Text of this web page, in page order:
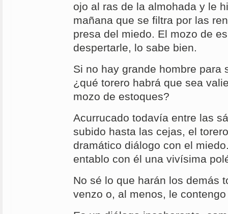
ojo al ras de la almohada y le
mañana que se filtra por las
presa del miedo. El mozo de
despertarle, lo sabe bien.
Si no hay grande hombre para
¿qué torero habrá que sea
mozo de estoques?
Acurrucado todavía entre las
subido hasta las cejas, el
dramático diálogo con el
entablo con él una vivísima
No sé lo que harán los demás
venzo o, al menos, le